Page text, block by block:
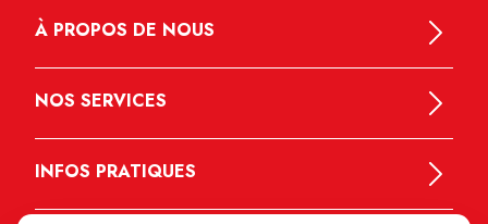
À PROPOS DE NOUS
NOS SERVICES
INFOS PRATIQUES